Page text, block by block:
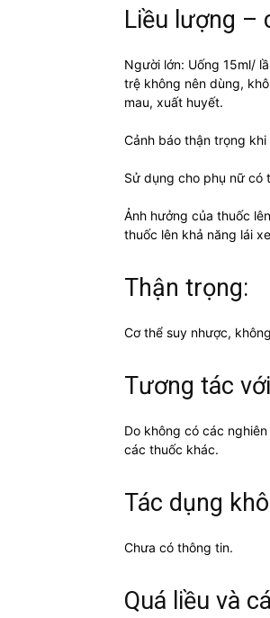
Liều lượng –
Người lớn: Uống 15ml/
trệ không nên dùng,
mau, xuất huyết.
Cảnh báo thận trọng
Sử dụng cho phụ nữ có
Ảnh hưởng của thuốc
thuốc lên khả năng lái
Thận trọng:
Cơ thể suy nhược,
Tương tác
Do không có các
các thuốc khác.
Tác dụng
Chưa có thông tin.
Quá liều và